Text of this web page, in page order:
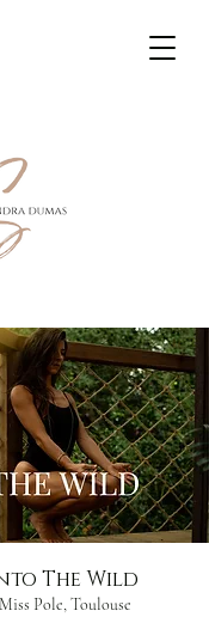
The Wild
Miss Pole, Toulouse